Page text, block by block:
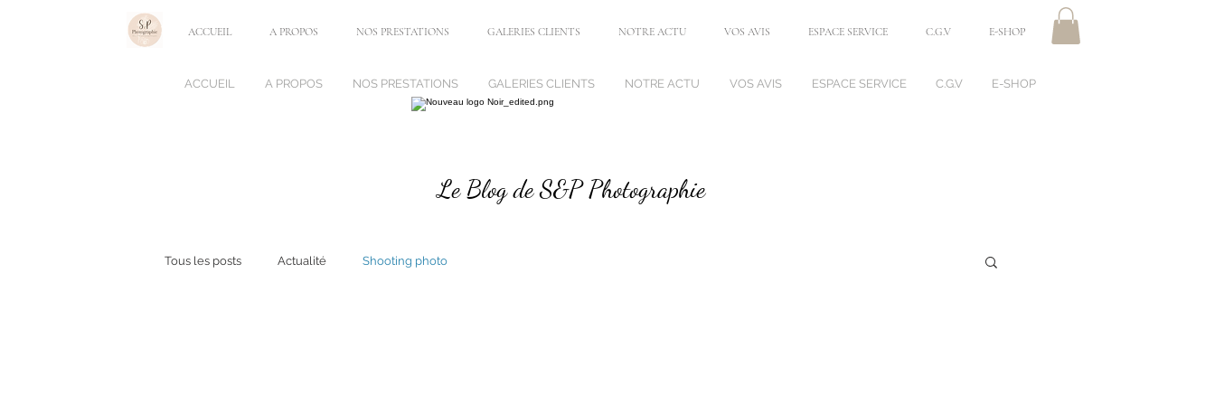
ACCUEIL A PROPOS NOS PRESTATIONS GALERIES CLIENTS NOTRE ACTU VOS AVIS ESPACE SERVICE C.G.V E-SHOP
ACCUEIL A PROPOS NOS PRESTATIONS GALERIES CLIENTS NOTRE ACTU VOS AVIS ESPACE SERVICE C.G.V E-SHOP
Le Blog de S&P Photographie
Tous les posts Actualité Shooting photo